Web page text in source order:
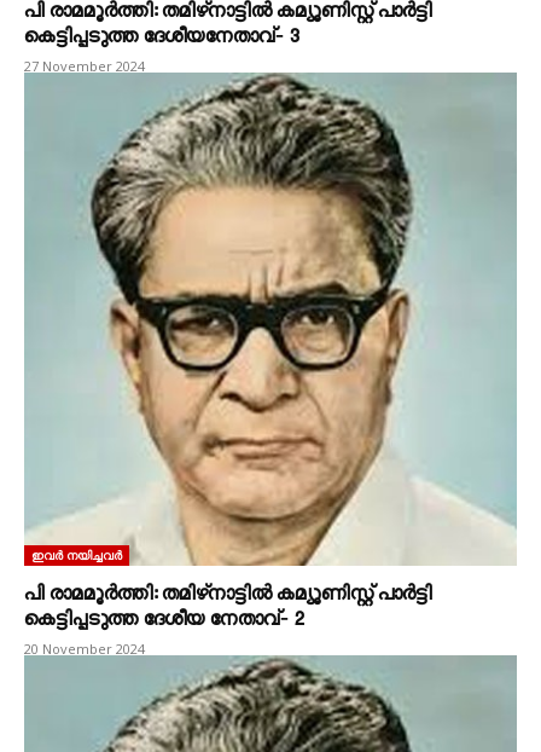
പി രാമമൂർത്തി: തമിഴ്‌നാട്ടിൽ കമ്യൂണിസ്റ്റ്‌ പാർട്ടി
കെട്ടിപ്പടുത്ത ദേശീയനേതാവ്‌‐ 3
27 November 2024
ഇവർ നയിച്ചവർ
പി രാമമൂർത്തി: തമിഴ്‌നാട്ടിൽ കമ്യൂണിസ്റ്റ്‌ പാർട്ടി
കെട്ടിപ്പടുത്ത ദേശീയ നേതാവ്‌‐ 2
20 November 2024